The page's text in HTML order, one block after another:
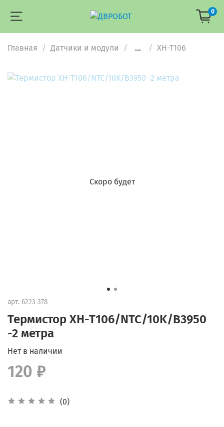
0
Главная Датчики и модули ... XH-T106
Скоро будет
арт. 6223-378
Термистор XH-T106/NTC/10K/B3950
-2 метра
(0)
Нет в наличии
120 ₽